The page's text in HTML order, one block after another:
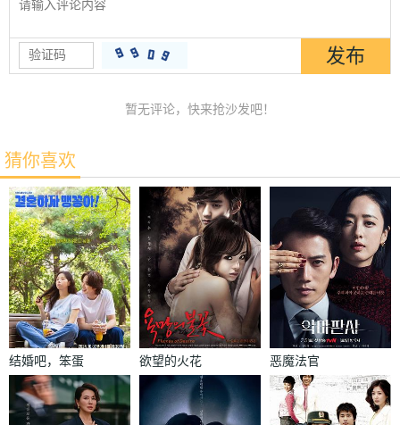
暂无评论，快来抢沙发吧！
猜你喜欢
结婚吧，笨蛋
啊！
欲望的火花 恶魔法官